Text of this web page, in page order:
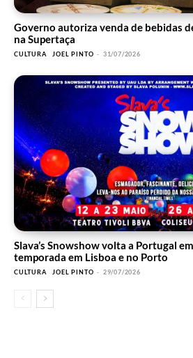
Governo autoriza venda de bebidas
na Supertaça
CULTURA JOEL PINTO - 31/07/2026
Slava’s Snowshow volta a Portugal
temporada em Lisboa e no Porto
CULTURA JOEL PINTO - 29/07/2026